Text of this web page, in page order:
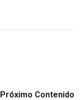
Próximo Contenido